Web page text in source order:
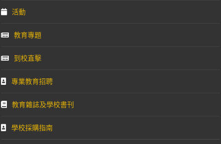
活動
教育專題
到校直擊
專業教育招聘
教育雜誌及學校書刊
學校採購指南